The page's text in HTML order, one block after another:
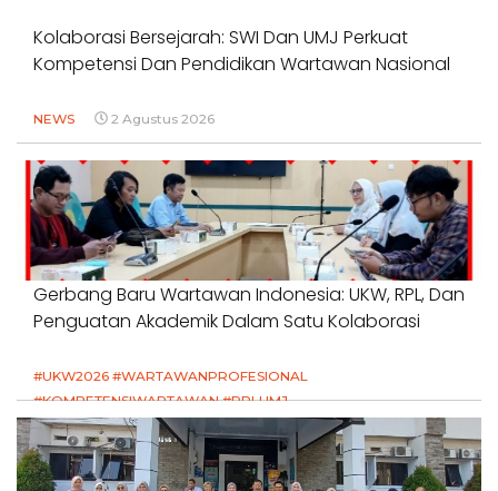
Kolaborasi Bersejarah: SWI Dan UMJ Perkuat
Kompetensi Dan Pendidikan Wartawan Nasional
NEWS 2 Agustus 2026
Gerbang Baru Wartawan Indonesia: UKW, RPL, Dan
Penguatan Akademik Dalam Satu Kolaborasi
#UKW2026 #WARTAWANPROFESIONAL
#KOMPETENSIWARTAWAN #RPLUMJ
#PENDIDIKANWARTAWAN #SWINASIONAL #SWIJABAR
1 Agustus 2026